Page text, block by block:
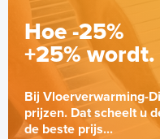
Hoe -25%
+25% wordt.
Bij Vloerverwarming-
prijzen. Dat scheelt u
de beste prijs...